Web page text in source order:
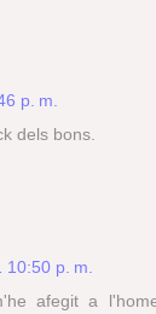
p. m.
dels bons.
10:50 p. m.
afegit a